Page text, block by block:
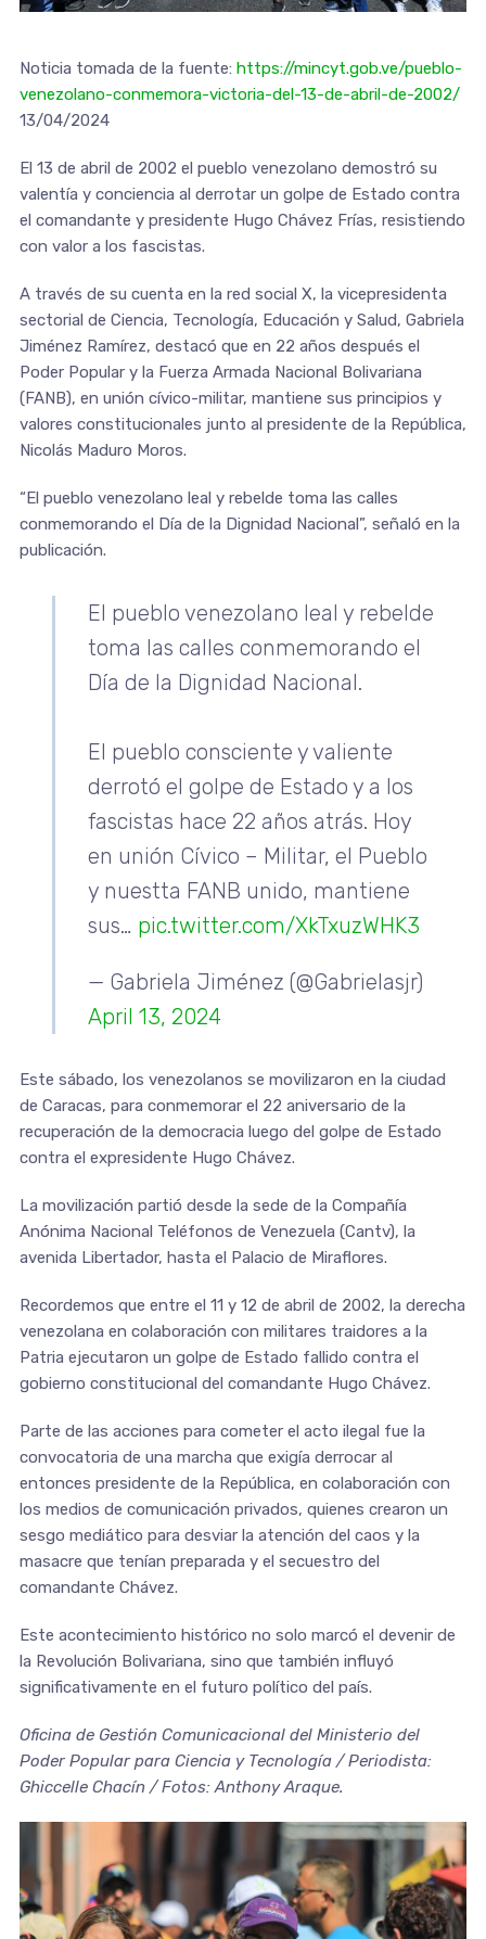
Noticia tomada de la fuente: https://mincyt.gob.ve/pueblo-
venezolano-conmemora-victoria-del-13-de-abril-de-2002/
13/04/2024
El 13 de abril de 2002 el pueblo venezolano demostró su
valentía y conciencia al derrotar un golpe de Estado contra
el comandante y presidente Hugo Chávez Frías, resistiendo
con valor a los fascistas.
A través de su cuenta en la red social X, la vicepresidenta
sectorial de Ciencia, Tecnología, Educación y Salud, Gabriela
Jiménez Ramírez, destacó que en 22 años después el
Poder Popular y la Fuerza Armada Nacional Bolivariana
(FANB), en unión cívico-militar, mantiene sus principios y
valores constitucionales junto al presidente de la República,
Nicolás Maduro Moros.
“El pueblo venezolano leal y rebelde toma las calles
conmemorando el Día de la Dignidad Nacional”, señaló en la
publicación.
El pueblo venezolano leal y rebelde
toma las calles conmemorando el
Día de la Dignidad Nacional.
El pueblo consciente y valiente
derrotó el golpe de Estado y a los
fascistas hace 22 años atrás. Hoy
en unión Cívico – Militar, el Pueblo
y nuestta FANB unido, mantiene
sus… pic.twitter.com/XkTxuzWHK3
— Gabriela Jiménez (@Gabrielasjr)
April 13, 2024
Este sábado, los venezolanos se movilizaron en la ciudad
de Caracas, para conmemorar el 22 aniversario de la
recuperación de la democracia luego del golpe de Estado
contra el expresidente Hugo Chávez.
La movilización partió desde la sede de la Compañía
Anónima Nacional Teléfonos de Venezuela (Cantv), la
avenida Libertador, hasta el Palacio de Miraflores.
Recordemos que entre el 11 y 12 de abril de 2002, la derecha
venezolana en colaboración con militares traidores a la
Patria ejecutaron un golpe de Estado fallido contra el
gobierno constitucional del comandante Hugo Chávez.
Parte de las acciones para cometer el acto ilegal fue la
convocatoria de una marcha que exigía derrocar al
entonces presidente de la República, en colaboración con
los medios de comunicación privados, quienes crearon un
sesgo mediático para desviar la atención del caos y la
masacre que tenían preparada y el secuestro del
comandante Chávez.
Este acontecimiento histórico no solo marcó el devenir de
la Revolución Bolivariana, sino que también influyó
significativamente en el futuro político del país.
Oficina de Gestión Comunicacional del Ministerio del
Poder Popular para Ciencia y Tecnología / Periodista:
Ghiccelle Chacín / Fotos: Anthony Araque.